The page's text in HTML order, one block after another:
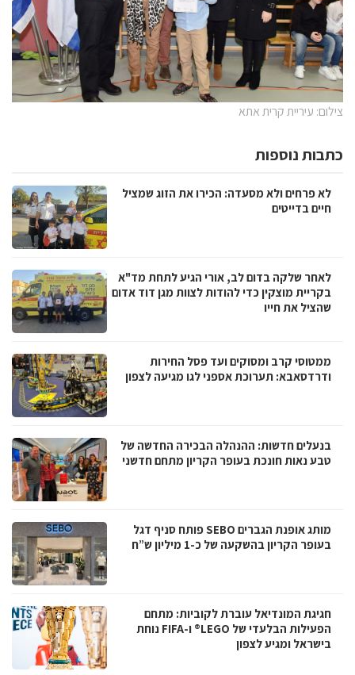
צילום: עיריית קרית אתא
כתבות נוספות
לא פרחים ולא מסעדה: הכירו את הזוג שמציל
חיים בדייטים
לאחר שלקה בדום לב, אורי הגיע לתחת מד"א
בקריית מוצקין כדי להודות לצוות מגן דוד אדום
שהציל את חייו
ממטוסי קרב ומסוקים ועד פסל החירות
ודרדסאבא: תערוכת אספני לגו מגיעה לצפון
בנעלים חדשות: ההנהלה הבכירה החדשה של
טבע נאות חונכת בעופר הקריון מתחם חדשני
מותג אופנת הגברים SEBO פותח סניף דגל
בעופר הקריון בהשקעה של כ-1 מיליון ש”ח
חגיגת המונדיאל עוברת לקוביות: מתחם
הפעילות הבלעדי של LEGO® ו-FIFA נוחת
בישראל ומגיע לצפון